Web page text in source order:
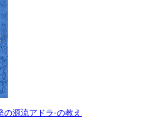
源流アドラ-の教え